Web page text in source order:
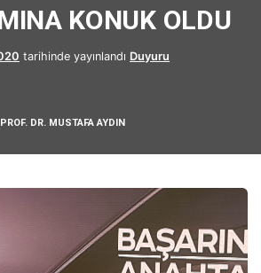
KONUK OLDU
tarihinde yayınlandı Duyuru
PROF. DR. MUSTAFA AYDIN